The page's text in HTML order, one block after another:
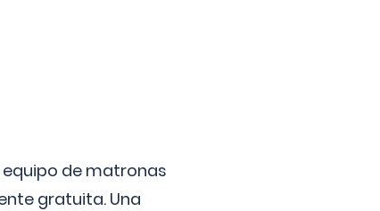
de matronas
gratuita. Una